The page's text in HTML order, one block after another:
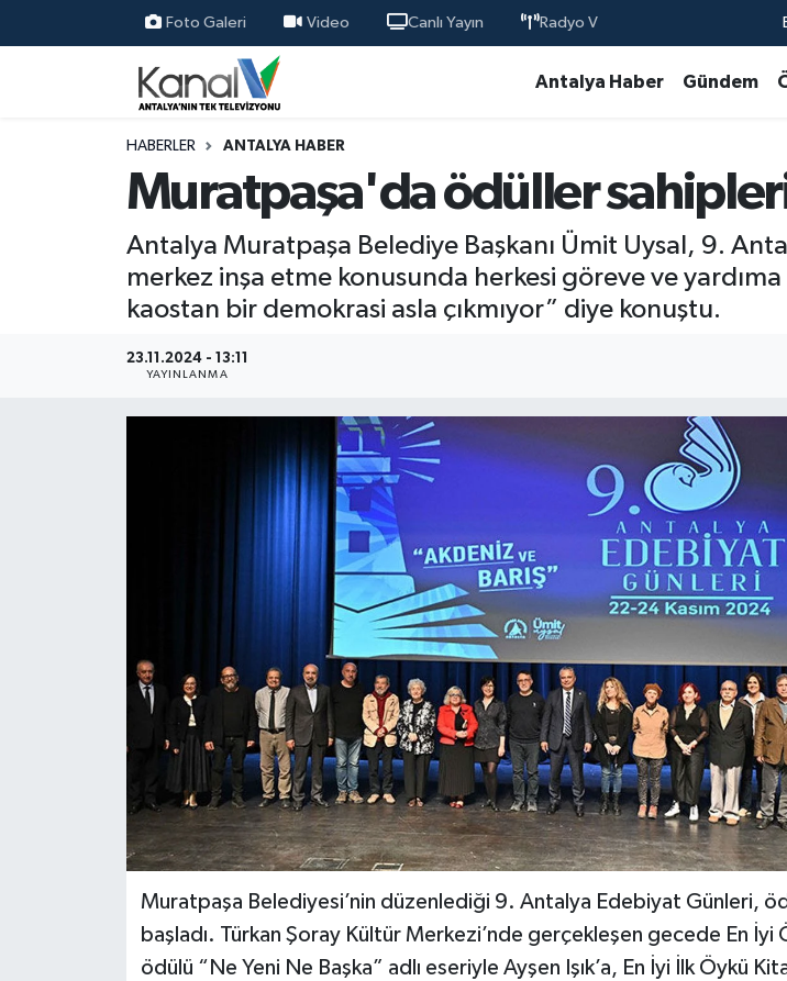
Foto Galeri Video Canlı Yayın Radyo V
Antalya Haber Gündem
HABERLER ANTALYA HABER
Muratpaşa'da ödüller
Antalya Muratpaşa Belediye Başkanı Ümit Uysal, 9.
merkez inşa etme konusunda herkesi göreve ve
kaostan bir demokrasi asla çıkmıyor” diye konuştu.
23.11.2024 - 13:11
YAYINLANMA
Muratpaşa Belediyesi’nin düzenlediği 9. Antalya Edebiyat Günleri,
başladı. Türkan Şoray Kültür Merkezi’nde gerçekleşen gecede En İyi
ödülü “Ne Yeni Ne Başka” adlı eseriyle Ayşen Işık’a, En İyi İlk Öykü
Ana Haber
Antalya Haber
Ekonomi
Gündem
Günün Manşetleri
Öğle Bülteni
Siyaset
Sosyal medya
Nöbetçi Eczaneler
Hava Durumu
Trafik Durumu
Süper Lig Puan Durumu ve Fikstür
Tüm Manşetler
Son Dakika Haberleri
Haber Arşivi